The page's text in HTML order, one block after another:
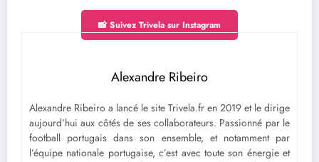
📸 Suivez Trivela sur Instagram
Alexandre Ribeiro
Alexandre Ribeiro a lancé le site Trivela.fr en 2019 et le dirige
aujourd’hui aux côtés de ses collaborateurs. Passionné par le
football portugais dans son ensemble, et notamment par
l’équipe nationale portugaise, c’est avec toute son énergie et